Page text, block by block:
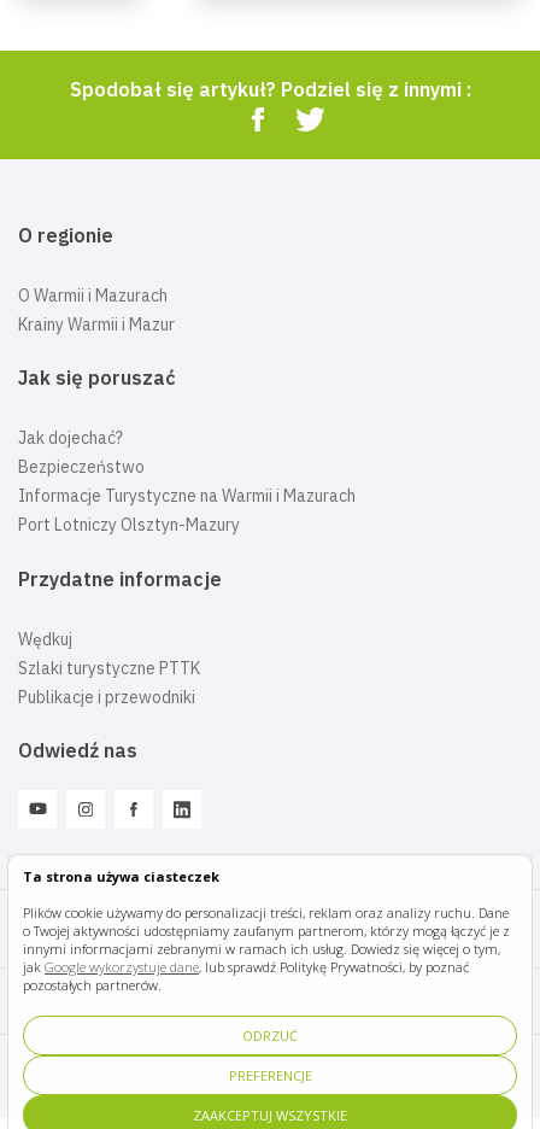
Ta strona używa ciasteczek
Plików cookie używamy do personalizacji treści, reklam oraz analizy ruchu. Dane
o Twojej aktywności udostępniamy zaufanym partnerom, którzy mogą łączyć je z
innymi informacjami zebranymi w ramach ich usług. Dowiedz się więcej o tym,
jak Google wykorzystuje dane, lub sprawdź Politykę Prywatności, by poznać
pozostałych partnerów.
ODRZUĆ
PREFERENCJE
ZAAKCEPTUJ WSZYSTKIE
Spodobał się artykuł? Podziel się z innymi :
O regionie
O Warmii i Mazurach
Krainy Warmii i Mazur
Jak się poruszać
Jak dojechać?
Bezpieczeństwo
Informacje Turystyczne na Warmii i Mazurach
Port Lotniczy Olsztyn-Mazury
Przydatne informacje
Wędkuj
Szlaki turystyczne PTTK
Publikacje i przewodniki
Odwiedź nas
Mazury Travel © 2026
Polityka prywatności